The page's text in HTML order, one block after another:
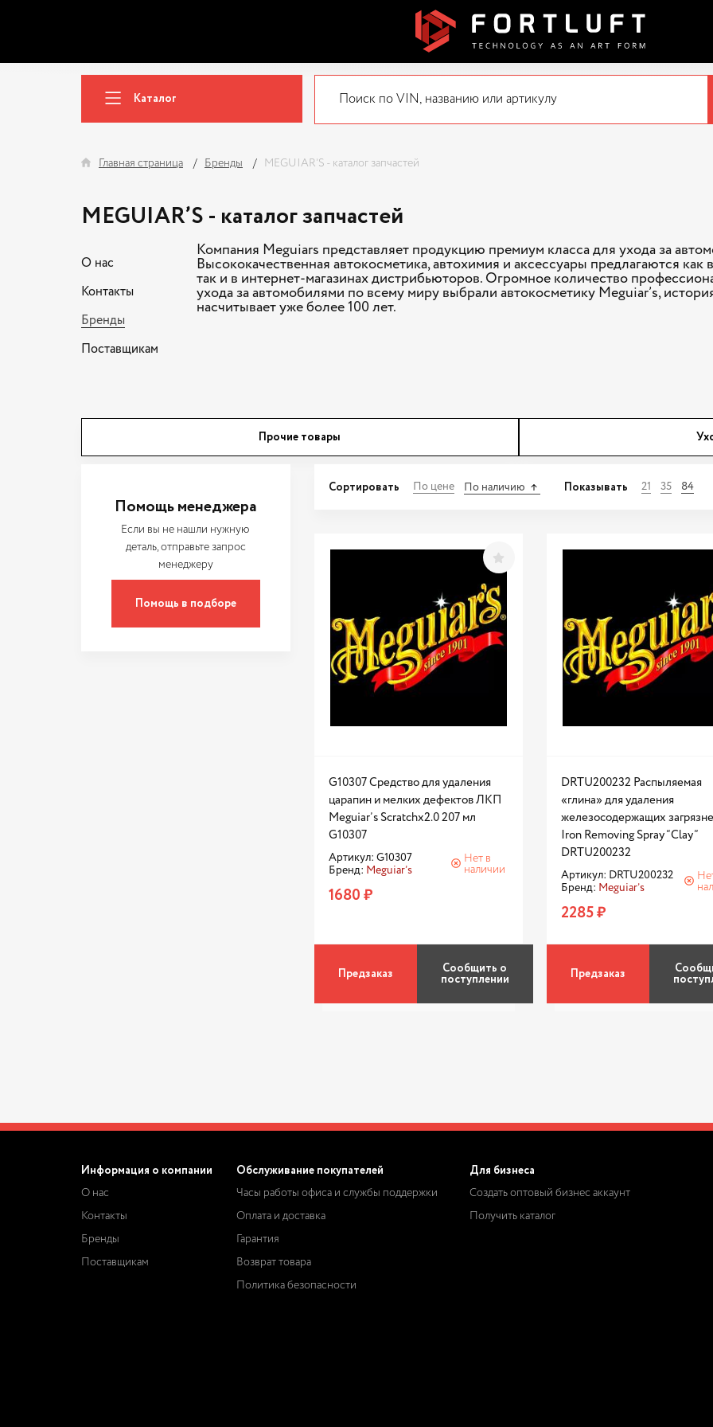
Каталог
Главная страница Бренды MEGUIAR’S - каталог запчастей
MEGUIAR’S - каталог запчастей
О нас
Контакты
Бренды
Поставщикам
Компания Meguiars представляет продукцию премиум класса для ухода за
Высококачественная автокосметика, автохимия и аксессуары предлагаются как
так и в интернет-магазинах дистрибьюторов. Огромное количество
ухода за автомобилями по всему миру выбрали автокосметику Meguiar’s,
насчитывает уже более 100 лет.
Прочие товары
Помощь менеджера
Если вы не нашли нужную
деталь, отправьте запрос
менеджеру
Помощь в подборе
Сортировать По цене По наличию Показывать 21 35 84
G10307 Средство для удаления
царапин и мелких дефектов ЛКП
Meguiar’s Scratchx2.0 207 мл
G10307
Артикул: G10307
Бренд: Meguiar’s
Нет в
наличии
1680 ₽
Предзаказ Сообщить о
поступлении
DRTU200232 Распыляемая
«глина» для удаления
железосодержащих
Iron Removing Spray “Clay”
DRTU200232
Артикул: DRTU200232
Бренд: Meguiar’s
2285 ₽
Предзаказ
Информация о компании
О нас
Контакты
Бренды
Поставщикам
Обслуживание покупателей
Часы работы офиса и службы поддержки
Оплата и доставка
Гарантия
Возврат товара
Политика безопасности
Для бизнеса
Создать оптовый бизнес аккаунт
Получить каталог